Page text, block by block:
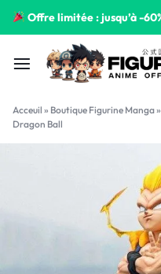
Offre limitée : jusqu’à -
Acceuil » Boutique Figurine Manga»
Dragon Ball